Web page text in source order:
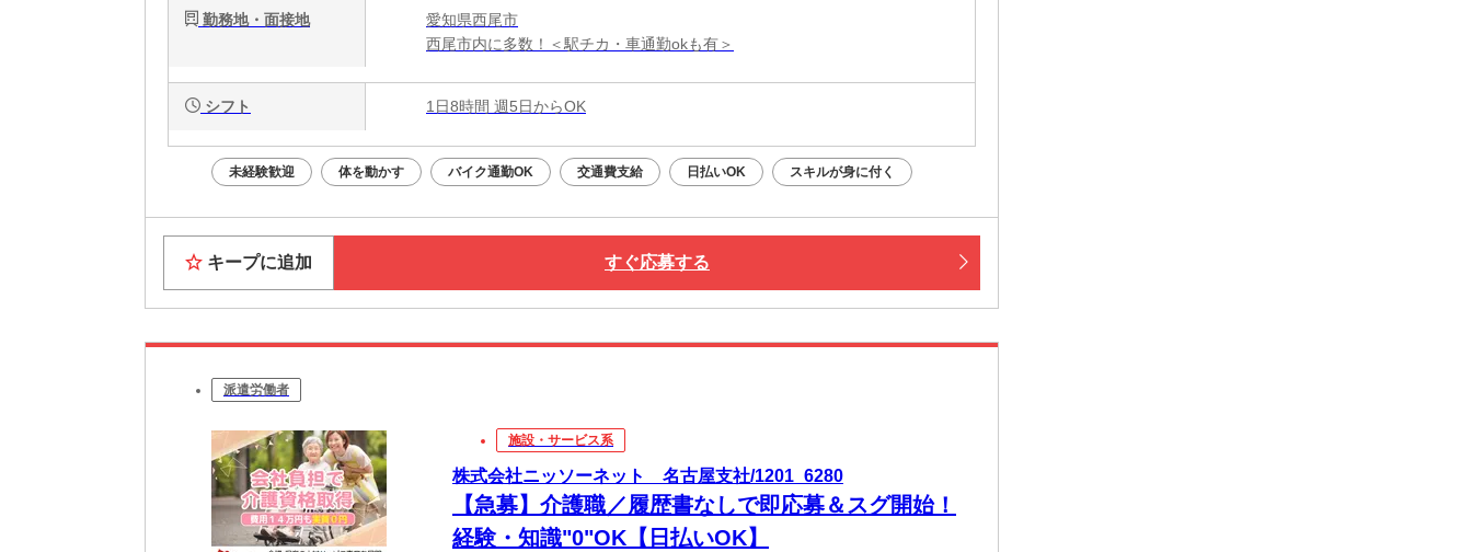
勤務地・面接地
愛知県西尾市
西尾市内に多数！＜駅チカ・車通勤okも有＞
シフト 1日8時間 週5日からOK
未経験歓迎 体を動かす バイク通勤OK 交通費支給 日払いOK スキルが身に付く
キープに追加 すぐ応募する
派遣労働者
施設・サービス系
株式会社ニッソーネット 名古屋支社/1201_6280
【急募】介護職／履歴書なしで即応募＆スグ開始！
経験・知識"0"OK【日払いOK】